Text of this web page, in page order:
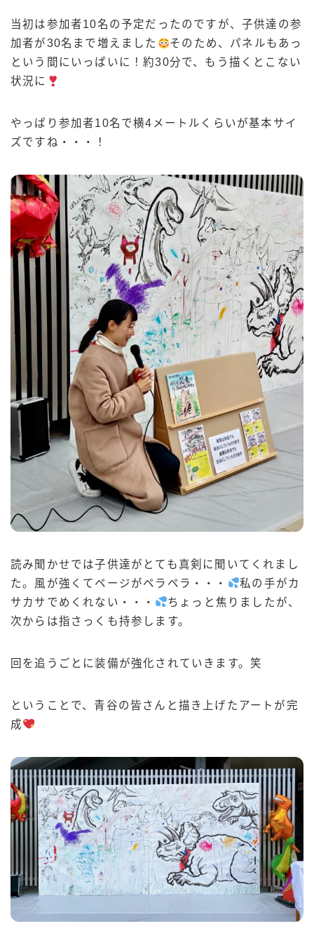
当初は参加者10名の予定だったのですが、子供達の参
加者が30名まで増えました
そのため、パネルもあっ
という間にいっぱいに！約30分で、もう描くとこない
状況に
やっぱり参加者10名で横4メートルくらいが基本サイ
ズですね・・・！
読み聞かせでは子供達がとても真剣に聞いてくれまし
た。風が強くてページがペラペラ・・・
私の手がカ
サカサでめくれない・・・
ちょっと焦りましたが、
次からは指さっくも持参します。
回を追うごとに装備が強化されていきます。笑
ということで、青谷の皆さんと描き上げたアートが完
成